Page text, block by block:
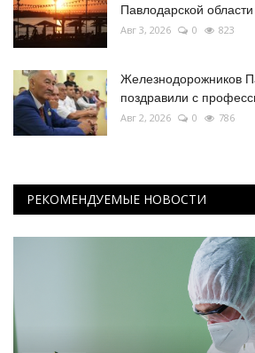
Павлодарской области
Авг 3, 2026 0 823
Железнодорожников
поздравили с
Авг 2, 2026 0 786
РЕКОМЕНДУЕМЫЕ НОВОСТИ